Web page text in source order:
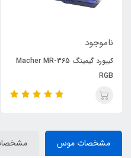
ناموجود
کیبورد گیمینگ Macher MR-365
RGB
مشخصات موس